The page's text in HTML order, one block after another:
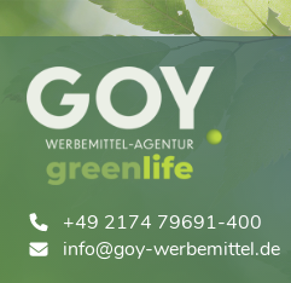
+49 2174 79691-400
info@goy-werbemittel.de